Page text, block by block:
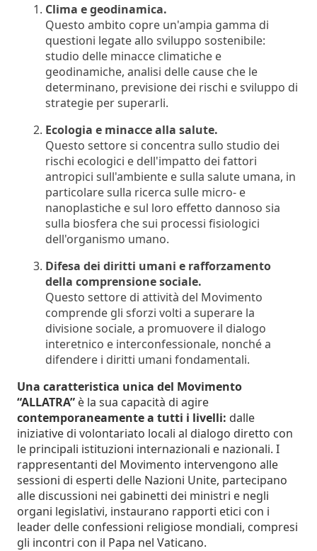
Clima e geodinamica.
Questo ambito copre un'ampia gamma di
questioni legate allo sviluppo sostenibile:
studio delle minacce climatiche e
geodinamiche, analisi delle cause che le
determinano, previsione dei rischi e sviluppo di
strategie per superarli.
Ecologia e minacce alla salute.
Questo settore si concentra sullo studio dei
rischi ecologici e dell'impatto dei fattori
antropici sull'ambiente e sulla salute umana, in
particolare sulla ricerca sulle micro- e
nanoplastiche e sul loro effetto dannoso sia
sulla biosfera che sui processi fisiologici
dell'organismo umano.
Difesa dei diritti umani e rafforzamento
della comprensione sociale.
Questo settore di attività del Movimento
comprende gli sforzi volti a superare la
divisione sociale, a promuovere il dialogo
interetnico e interconfessionale, nonché a
difendere i diritti umani fondamentali.
Una caratteristica unica del Movimento
“ALLATRA” è la sua capacità di agire
contemporaneamente a tutti i livelli: dalle
iniziative di volontariato locali al dialogo diretto con
le principali istituzioni internazionali e nazionali. I
rappresentanti del Movimento intervengono alle
sessioni di esperti delle Nazioni Unite, partecipano
alle discussioni nei gabinetti dei ministri e negli
organi legislativi, instaurano rapporti etici con i
leader delle confessioni religiose mondiali, compresi
gli incontri con il Papa nel Vaticano.